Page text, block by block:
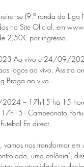
(9.ª ronda da Liga
no Site Oficial, em
2,50€ por ingresso.
Ao vivo e 24/09/
jogos ao vivo. Assista
Braga ao vivo ...
– 17h15 há 15
- Campeonato
En direct.
nos transformar em
uma colônia",